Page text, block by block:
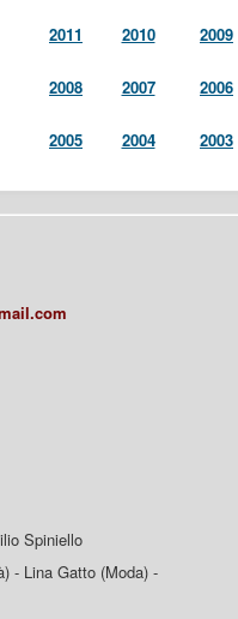
2011 2010 2009
2008 2007 2006
2005 2004 2003
Spiniello
- Lina Gatto (Moda) -